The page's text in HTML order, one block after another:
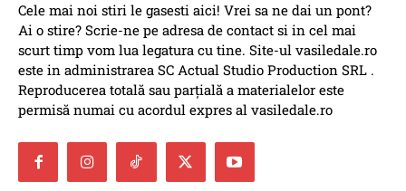
Cele mai noi stiri le gasesti aici! Vrei sa ne dai un pont?
Ai o stire? Scrie-ne pe adresa de contact si in cel mai
scurt timp vom lua legatura cu tine. Site-ul vasiledale.ro
este in administrarea SC Actual Studio Production SRL .
Reproducerea totală sau parțială a materialelor este
permisă numai cu acordul expres al vasiledale.ro